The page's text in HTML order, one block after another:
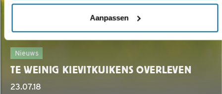
Aanpassen
Nieuws
TE WEINIG KIEVITKUIKENS OVERLEVEN
23.07.18